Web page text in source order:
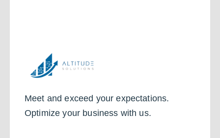
Meet and exceed your expectations.
Optimize your business with us.